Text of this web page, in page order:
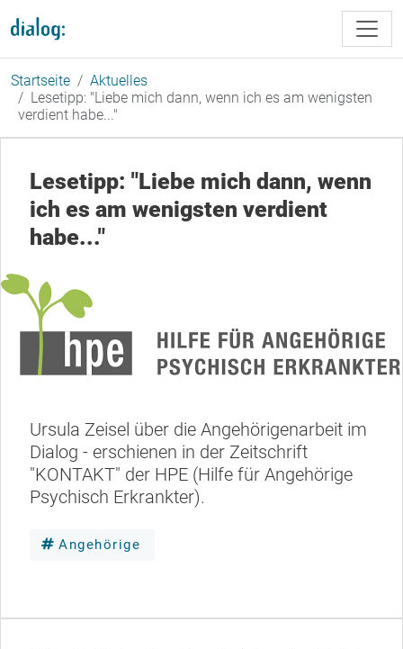
Startseite
Aktuelles
Lesetipp: "Liebe mich dann, wenn ich es am wenigsten
verdient habe..."
Lesetipp: "Liebe mich dann, wenn
ich es am wenigsten verdient
habe..."
Ursula Zeisel über die Angehörigenarbeit im
Dialog - erschienen in der Zeitschrift
"KONTAKT" der HPE (Hilfe für Angehörige
Psychisch Erkrankter).
Angehörige